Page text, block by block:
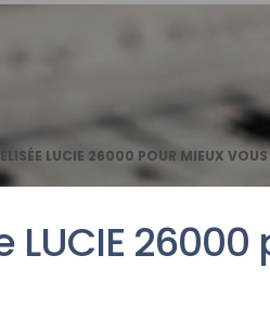
LUCIE 26000 POUR MIEUX VOUS
LUCIE